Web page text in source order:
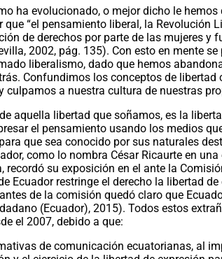
ha evolucionado, o mejor dicho le
que “el pensamiento liberal, la
de derechos por parte de las mujeres y
2002, pág. 135). Con esto en mente
liberalismo, dado que hemos
Confundimos los conceptos de
culpamos a nuestra cultura de nuestras
aquella libertad que soñamos, es la
el pensamiento usando los medios
que sea conocido por sus naturales
como lo nombra César Ricaurte en
recordó su exposición en el ante la
Ecuador restringe el derecho la libertad
de la comisión quedó claro que
(Ecuador), 2015). Todos estos
el 2007, debido a que:
de comunicación ecuatorianas, al